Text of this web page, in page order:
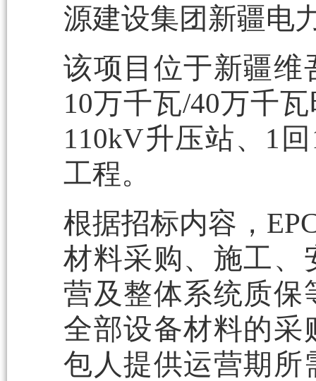
源建设集团新疆电
该项目位于新疆维
10万千瓦/40万千
110kV升压站、1
工程。
根据招标内容，
材料采购、施工、
营及整体系统质保
全部设备材料的采
包人提供运营期所